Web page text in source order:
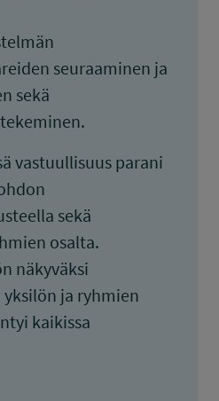
seuraaminen ja
sekä
vastuullisuus parani
sekä
osalta.
näkyväksi
ja ryhmien
kaikissa